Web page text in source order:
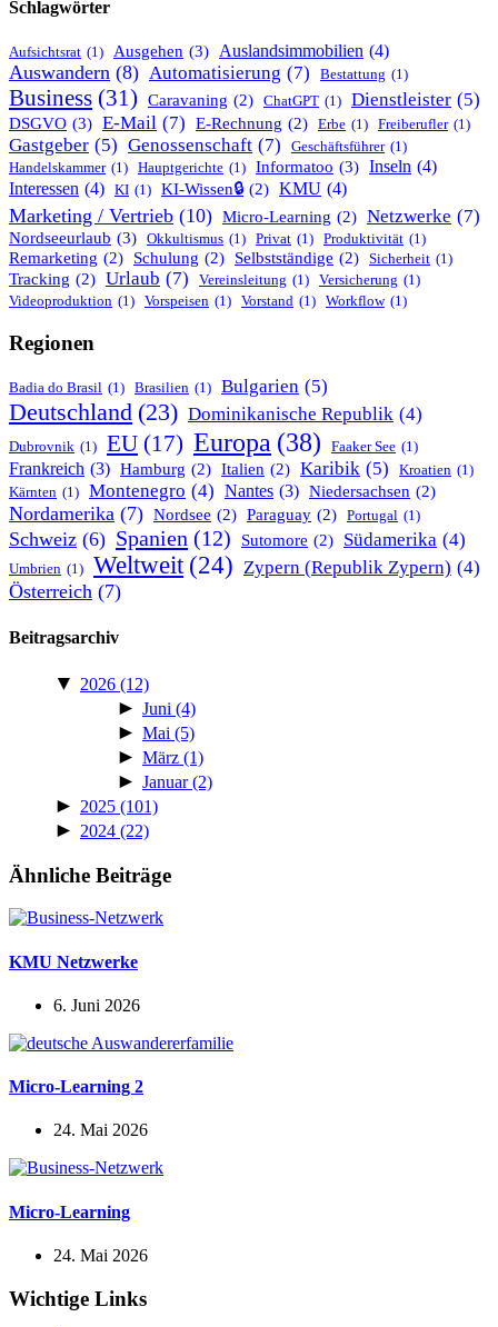
Schlagwörter
Aufsichtsrat (1) Ausgehen (3) Auslandsimmobilien (4)
Auswandern (8) Automatisierung (7) Bestattung (1)
Business (31) Caravaning (2) ChatGPT (1) Dienstleister (5)
DSGVO (3) E-Mail (7) E-Rechnung (2) Erbe (1) Freiberufler (1)
Gastgeber (5) Genossenschaft (7) Geschäftsführer (1)
Handelskammer (1) Hauptgerichte (1) Informatoo (3) Inseln (4)
Interessen (4) KI (1) KI-Wissen🔒 (2) KMU (4)
Marketing / Vertrieb (10) Micro-Learning (2) Netzwerke (7)
Nordseeurlaub (3) Okkultismus (1) Privat (1) Produktivität (1)
Remarketing (2) Schulung (2) Selbstständige (2) Sicherheit (1)
Tracking (2) Urlaub (7) Vereinsleitung (1) Versicherung (1)
Videoproduktion (1) Vorspeisen (1) Vorstand (1) Workflow (1)
Regionen
Badia do Brasil (1) Brasilien (1) Bulgarien (5)
Deutschland (23) Dominikanische Republik (4)
Dubrovnik (1) EU (17) Europa (38) Faaker See (1)
Frankreich (3) Hamburg (2) Italien (2) Karibik (5) Kroatien (1)
Kärnten (1) Montenegro (4) Nantes (3) Niedersachsen (2)
Nordamerika (7) Nordsee (2) Paraguay (2) Portugal (1)
Schweiz (6) Spanien (12) Sutomore (2) Südamerika (4)
Umbrien (1) Weltweit (24) Zypern (Republik Zypern) (4)
Österreich (7)
Beitragsarchiv
▼ 2026 (12)
► Juni (4)
► Mai (5)
► März (1)
► Januar(2)
► 2025 (101)
► 2024 (22)
Ähnliche Beiträge
KMU Netzwerke
6. Juni 2026
Micro-Learning 2
24. Mai 2026
Micro-Learning
24. Mai 2026
Wichtige Links